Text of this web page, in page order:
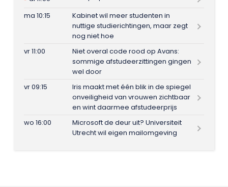
ma 10:15
Kabinet wil meer studenten in
nuttige studierichtingen, maar zegt
nog niet hoe
vr 11:00
Niet overal code rood op Avans:
sommige afstudeerzittingen gingen
wel door
vr 09:15
Iris maakt met één blik in de spiegel
onveiligheid van vrouwen zichtbaar
en wint daarmee afstudeerprijs
wo 16:00
Microsoft de deur uit? Universiteit
Utrecht wil eigen mailomgeving